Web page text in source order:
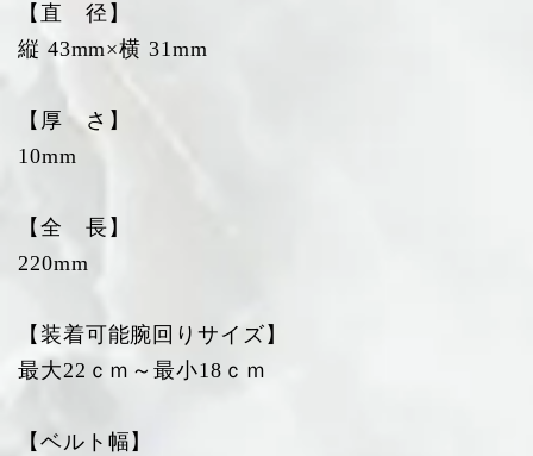
【直 径】
縦 43mm×横 31mm
【厚 さ】
10mm
【全 長】
220mm
【装着可能腕回りサイズ】
最大22ｃｍ～最小18ｃｍ
【ベルト幅】